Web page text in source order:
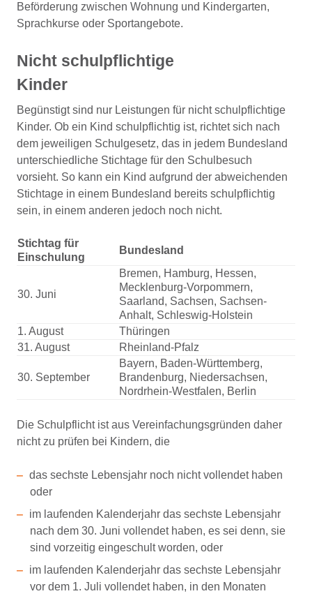
Beförderung zwischen Wohnung und Kindergarten,
Sprachkurse oder Sportangebote.
Nicht schulpflichtige
Kinder
Begünstigt sind nur Leistungen für nicht schulpflichtige
Kinder. Ob ein Kind schulpflichtig ist, richtet sich nach
dem jeweiligen Schulgesetz, das in jedem Bundesland
unterschiedliche Stichtage für den Schulbesuch
vorsieht. So kann ein Kind aufgrund der abweichenden
Stichtage in einem Bundesland bereits schulpflichtig
sein, in einem anderen jedoch noch nicht.
Stichtag für
Einschulung
Bundesland
30. Juni
Bremen, Hamburg, Hessen,
Mecklenburg-Vorpommern,
Saarland, Sachsen, Sachsen-
Anhalt, Schleswig-Holstein
1. August
Thüringen
31. August
Rheinland-Pfalz
30. September
Bayern, Baden-Württemberg,
Brandenburg, Niedersachsen,
Nordrhein-Westfalen, Berlin
Die Schulpflicht ist aus Vereinfachungsgründen daher
nicht zu prüfen bei Kindern, die
das sechste Lebensjahr noch nicht vollendet haben
oder
im laufenden Kalenderjahr das sechste Lebensjahr
nach dem 30. Juni vollendet haben, es sei denn, sie
sind vorzeitig eingeschult worden, oder
im laufenden Kalenderjahr das sechste Lebensjahr
vor dem 1. Juli vollendet haben, in den Monaten